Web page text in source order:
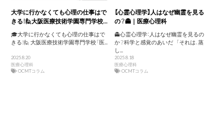
大学に行かなくても心理の仕事はで
きる！🙋大阪医療技術学園専門学校...
🎓大学に行かなくても心理の仕事はで
きる！🙋 大阪医療技術学園専門学校「医...
2025.8.20
医療心理科
OCMTコラム
【心霊心理学】人はなぜ幽霊を見る
の？👻｜医療心理科
👻心霊心理学：人はなぜ幽霊を見るの
か？科学と感覚のあいだ 「それは、蒸
し...
2025.8.18
医療心理科
OCMTコラム